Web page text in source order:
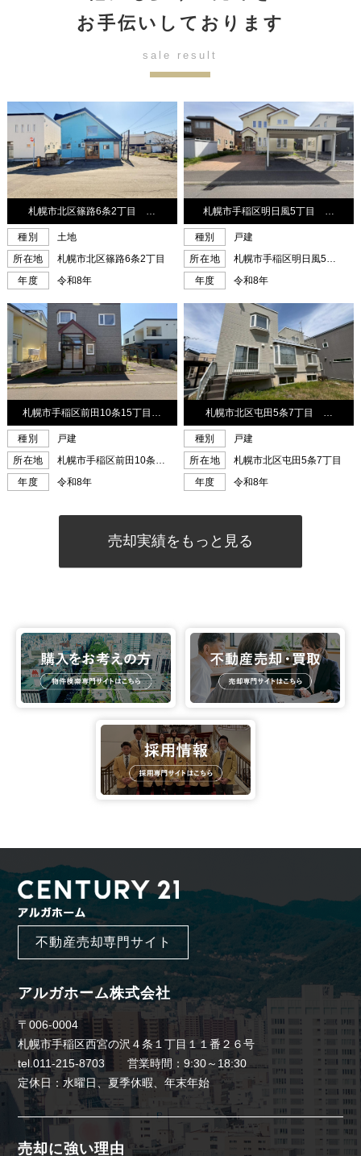
お手伝いしております
sale result
売却実績をもっと見る
不動産売却専門サイト
アルガホーム株式会社
〒006-0004
札幌市手稲区西宮の沢４条１丁目１１番２６号
tel.011-215-8703 営業時間：9:30～18:30
定休日：水曜日、夏季休暇、年末年始
売却に強い理由